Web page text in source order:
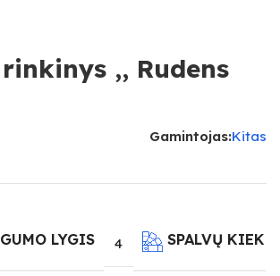
,, Rudens
Gamintojas:Kitas
LYGIS 4 SPALVŲ KIEKIS